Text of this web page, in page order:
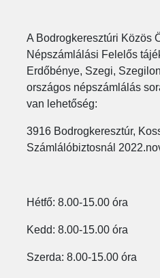
A Bodrogkeresztúri Közös
Népszámlálási Felelős
Erdőbénye, Szegi,
országos népszámlálás
van lehetőség:
3916 Bodrogkeresztúr,
Számlálóbiztosnál
Hétfő: 8.00-15.00 óra
Kedd: 8.00-15.00 óra
Szerda: 8.00-15.00 óra